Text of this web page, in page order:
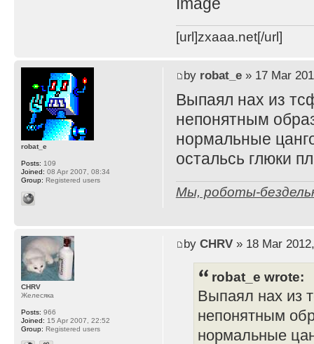
[url]zxaaa.net[/url]
by robat_e» 17 Mar
Выпаял нах из
непонятным
нормальные
остальсь глюки
Мы, роботы-
robat_e
Posts: 109
Joined: 08 Apr 2007, 08:34
Group: Registered users
by CHRV» 18 Mar
robat_e wrote:
Выпаял нах из
непонятным
нормальные
CHRV
Желесяка
Posts: 966
Joined: 15 Apr 2007, 22:52
Group: Registered users